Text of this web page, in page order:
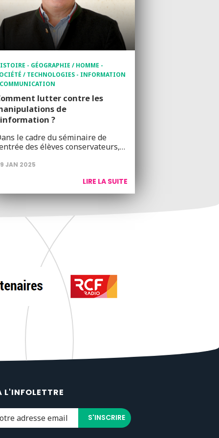
- GÉOGRAPHIE / HOMME -
/ TECHNOLOGIES - INFORMATION
lutter contre les
de
?
le cadre du séminaire de
des élèves conservateurs,…
JAN 2025
LIRE LA SUITE
L'INFOLETTRE